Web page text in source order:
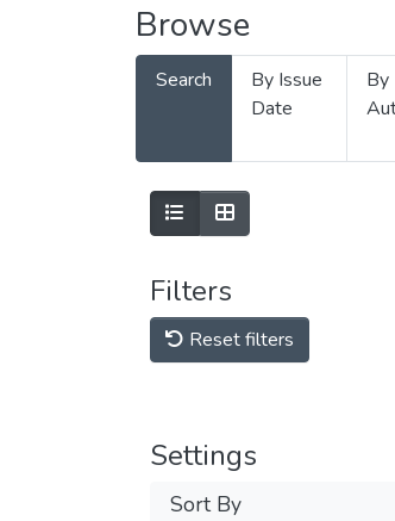
Browse
Search
By Issue
Date
By
Filters
Reset filters
Settings
Sort By